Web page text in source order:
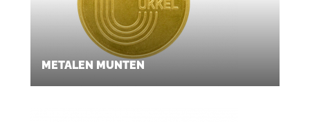
METALEN MUNTEN